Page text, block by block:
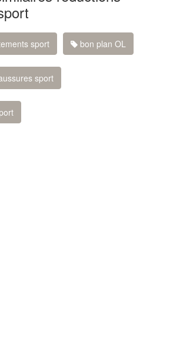
sport bon plan OL
sport